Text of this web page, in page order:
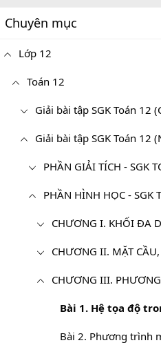
Chuyên mục
Lớp 12
Toán 12
Giải bài tập SGK Toán 12
Giải bài tập SGK Toán 12
PHẦN GIẢI TÍCH - SGK
PHẦN HÌNH HỌC - SGK
CHƯƠNG I. KHỐI ĐA
CHƯƠNG II. MẶT
Bài 1. Hệ tọa độ
Bài 2. Phương trình